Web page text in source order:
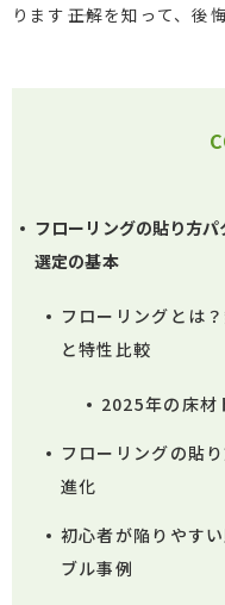
ります――正解を知って、後
フローリングの貼り方
選定の基本
フローリングとは
と特性比較
2025年の床材
フローリングの貼
進化
初心者が陥りやす
ブル事例